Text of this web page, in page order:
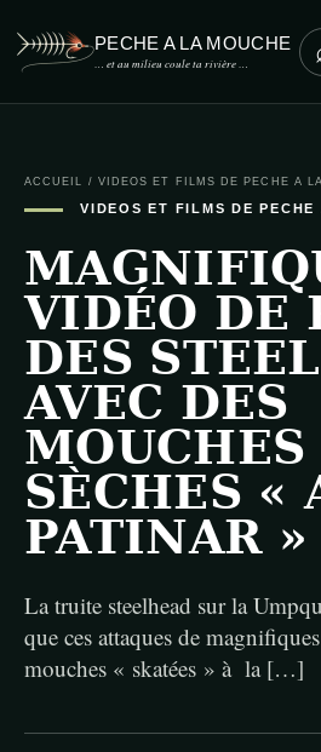
PECHE A LA MOUCHE
… et au milieu coule ta rivière …
ACCUEIL / VIDEOS ET FILMS DE PECHE A
VIDEOS ET FILMS DE PECHE
VIDÉO DE
DES
AVEC DES
MOUCHES
SÈCHES «
PATINAR »
La truite steelhead sur la
que ces attaques de
mouches « skatées » à la […]